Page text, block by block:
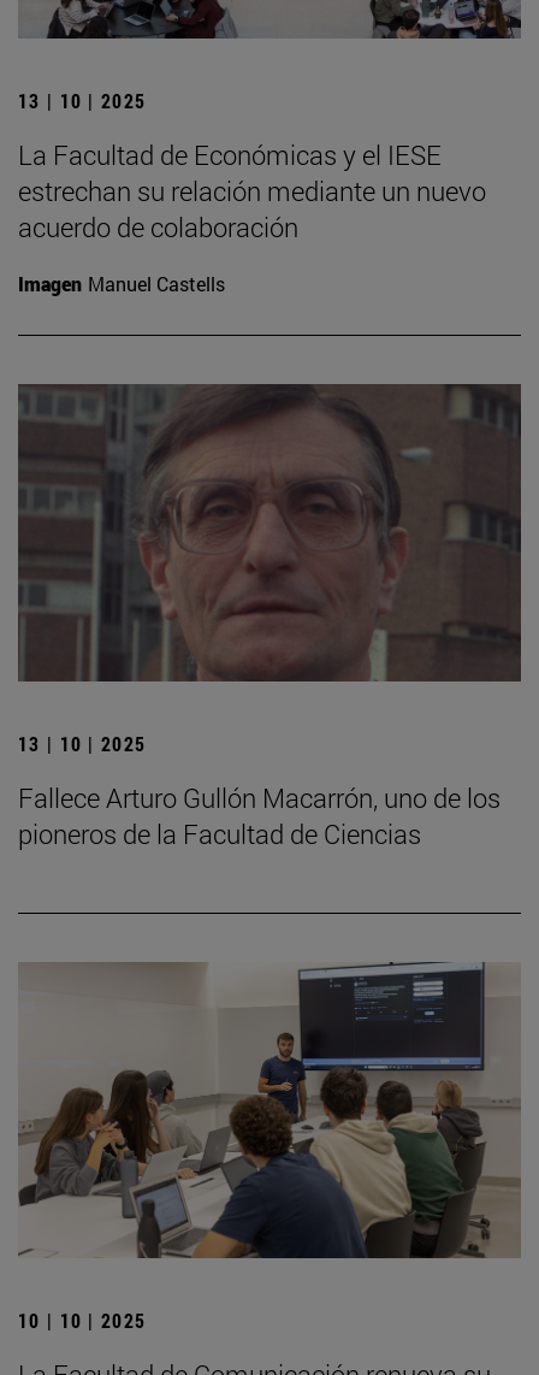
13 | 10 | 2025
La Facultad de Económicas y el IESE
estrechan su relación mediante un nuevo
acuerdo de colaboración
Imagen Manuel Castells
13 | 10 | 2025
Fallece Arturo Gullón Macarrón, uno de los
pioneros de la Facultad de Ciencias
10 | 10 | 2025